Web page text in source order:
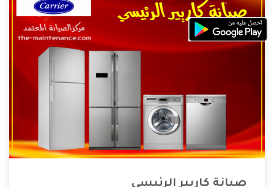
صيانة كاريير الرئيسي